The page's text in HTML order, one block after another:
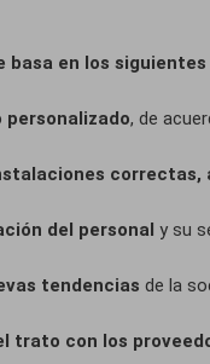
basa en los
personalizado, de
correctas,
del personal y su
tendencias de la
trato con los